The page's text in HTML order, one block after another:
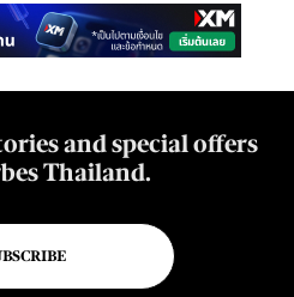
and special offers
Thailand.